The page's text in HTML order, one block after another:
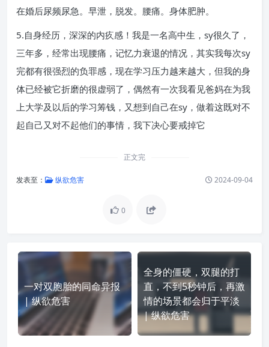
在婚后尿频尿急。早泄，脱发。腰痛。身体肥肿。
5.自身经历，深深的内疚感！我是一名高中生，sy很久了，
三年多，经常出现腰痛，记忆力衰退的情况，其实我每次sy
完都有很强烈的负罪感，现在学习压力越来越大，但我的身
体已经被它折磨的很虚弱了，偶然有一次我看见爸妈在为我
上大学及以后的学习筹钱，又想到自己在sy，做着这既对不
起自己又对不起他们的事情，我下决心要戒掉它
正文完
发表至： 纵欲危害 2024-09-04
0
一对双胞胎的同命异报
| 纵欲危害
全身的僵硬，双腿的打
直，不到5秒钟后，再激
情的场景都会归于平淡
| 纵欲危害